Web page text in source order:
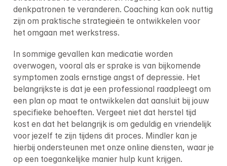
denkpatronen te veranderen. Coaching kan ook nuttig
zijn om praktische strategieën te ontwikkelen voor
het omgaan met werkstress.
In sommige gevallen kan medicatie worden
overwogen, vooral als er sprake is van bijkomende
symptomen zoals ernstige angst of depressie. Het
belangrijkste is dat je een professional raadpleegt om
een plan op maat te ontwikkelen dat aansluit bij jouw
specifieke behoeften. Vergeet niet dat herstel tijd
kost en dat het belangrijk is om geduldig en vriendelijk
voor jezelf te zijn tijdens dit proces. Mindler kan je
hierbij ondersteunen met onze online diensten, waar je
op een toegankelijke manier hulp kunt krijgen.